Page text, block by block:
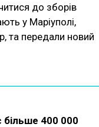
до зборів
у Маріуполі,
та передали новий
400 000